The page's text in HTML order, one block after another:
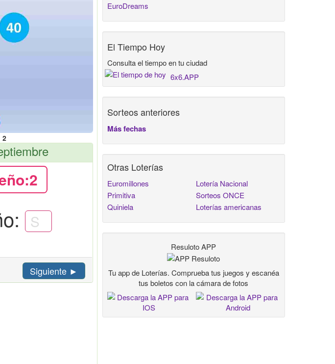
2
Siguiente ►
EuroDreams
El Tiempo Hoy
Consulta el tiempo en tu ciudad
6x6.APP
Sorteos anteriores
Más fechas
Otras Loterías
Euromillones
Primitiva
Quiniela
Lotería Nacional
Sorteos ONCE
Loterías americanas
Resuloto APP
Tu app de Loterías. Comprueba tus juegos y escanéa
tus boletos con la cámara de fotos